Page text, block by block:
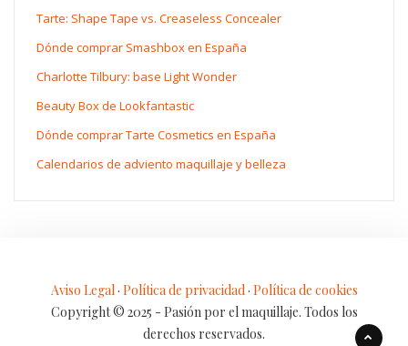
Tarte: Shape Tape vs. Creaseless Concealer
Dónde comprar Smashbox en España
Charlotte Tilbury: base Light Wonder
Beauty Box de Lookfantastic
Dónde comprar Tarte Cosmetics en España
Calendarios de adviento maquillaje y belleza
Aviso Legal· Política de privacidad· Política de cookies
Copyright © 2025 - Pasión por el maquillaje. Todos los
derechos reservados.